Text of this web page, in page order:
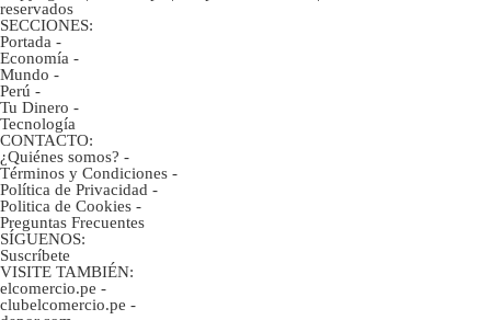
reservados
SECCIONES:
Portada -
Economía -
Mundo -
Perú -
Tu Dinero -
Tecnología
CONTACTO:
¿Quiénes somos? -
Términos y Condiciones -
Política de Privacidad -
Politica de Cookies -
Preguntas Frecuentes
SÍGUENOS:
Suscríbete
VISITE TAMBIÉN:
elcomercio.pe -
clubelcomercio.pe -